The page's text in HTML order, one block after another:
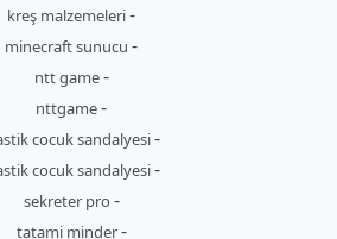
kreş malzemeleri-
minecraft sunucu -
ntt game-
nttgame-
cocuk sandalyesi-
cocuk sandalyesi-
sekreter pro -
tatami minder-